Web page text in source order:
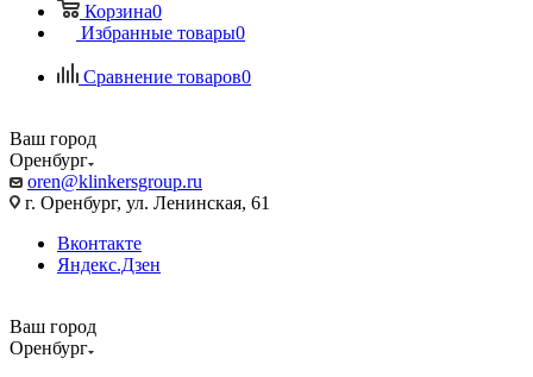
Корзина0
Избранные товары0
Сравнение товаров0
Ваш город
Оренбург
oren@klinkersgroup.ru
г. Оренбург, ул. Ленинская, 61
Вконтакте
Яндекс.Дзен
Ваш город
Оренбург